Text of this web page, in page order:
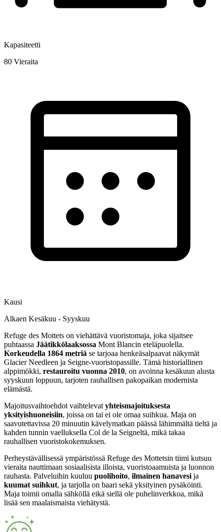
Kapasiteetti
80 Vieraita
Kausi
Alkaen Kesäkuu - Syyskuu
Refuge des Mottets on viehättävä vuoristomaja, joka sijaitsee
puhtaassa Jäätikkölaaksossa Mont Blancin eteläpuolella.
Korkeudella 1864 metriä se tarjoaa henkeäsalpaavat näkymät
Glacier Needleen ja Seigne-vuoristopassille. Tämä historiallinen
alppimökki, restauroitu vuonna 2010, on avoinna kesäkuun alusta
syyskuun loppuun, tarjoten rauhallisen pakopaikan modernista
elämästä.
Majoitusvaihtoehdot vaihtelevat yhteismajoituksesta
yksityishuoneisiin, joissa on tai ei ole omaa suihkua. Maja on
saavutettavissa 20 minuutin kävelymatkan päässä lähimmältä tieltä ja
kahden tunnin vaelluksella Col de la Seigneltä, mikä takaa
rauhallisen vuoristokokemuksen.
Perheystävällisessä ympäristössä Refuge des Mottetsin tiimi kutsuu
vieraita nauttimaan sosiaalisista illoista, vuoristoaamuista ja luonnon
rauhasta. Palveluihin kuuluu puolihoito, ilmainen hanavesi ja
kuumat suihkut, ja tarjolla on baari sekä yksityinen pysäköinti.
Maja toimii omalla sähköllä eikä siellä ole puhelinverkkoa, mikä
lisää sen maalaismaista viehätystä.